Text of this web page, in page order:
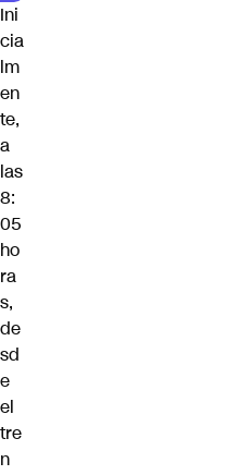
Ini
cia
lm
en
te,
a
las
8:
05
ho
ra
s,
de
sd
e
el
tre
n